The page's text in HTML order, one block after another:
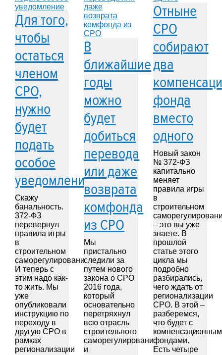
Для того,
чтобы
остаться
членом
СРО,
нужно
будет
подать
особое
уведомление
Скажу
банальность.
372-ФЗ
перевернул
правила игры
в
строительном
саморегулировании.
И теперь с
этим надо как-
то жить. Мы
уже
опубликовали
инструкцию по
переходу в
другую СРО в
рамках
регионализации
В
ближайшие
годы
можно
будет
добиться
перевода
или даже
возврата
комфонда
из СРО
Мы
пристально
следили за
путем нового
закона о СРО
2016 года,
который
основательно
перетряхнул
всю отрасль
строительного
саморегулирования,
и
Отныне
СРО
собирают
два
фонда
вместо
одного
Новый закон
№ 372-ФЗ
капитально
меняет
правила игры
в
строительном
– это вы уже
знаете. В
прошлой
статье этого
цикла мы
подробно
разбирались,
чего ждать от
регионализации
СРО. В этой –
разберемся,
что будет с
фондами.
Есть четыре